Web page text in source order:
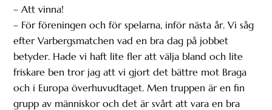
– Att vinna!
– För föreningen och för spelarna, inför nästa år. Vi såg
efter Varbergsmatchen vad en bra dag på jobbet
betyder. Hade vi haft lite fler att välja bland och lite
friskare ben tror jag att vi gjort det bättre mot Braga
och i Europa överhuvudtaget. Men truppen är en fin
grupp av människor och det är svårt att vara en bra